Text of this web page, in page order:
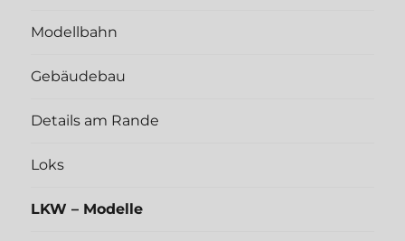
Modellbahn
Gebäudebau
Details am Rande
Loks
LKW – Modelle